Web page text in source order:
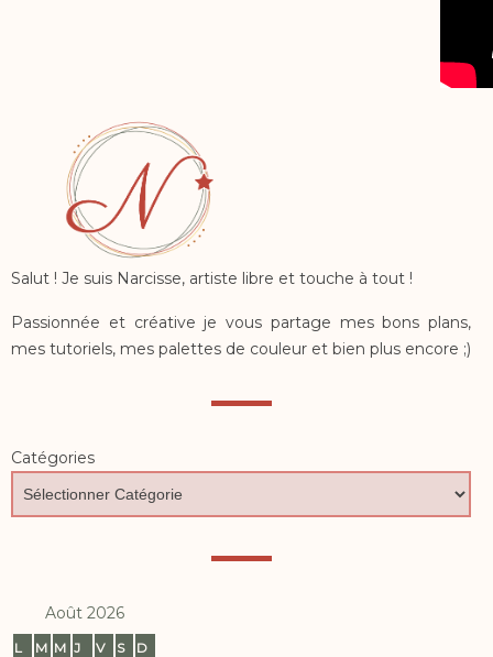
Salut ! Je suis Narcisse, artiste libre et touche à tout !
Passionnée et créative je vous partage mes bons plans,
mes tutoriels, mes palettes de couleur et bien plus encore ;)
Catégories
Août 2026
L M M J V S
D